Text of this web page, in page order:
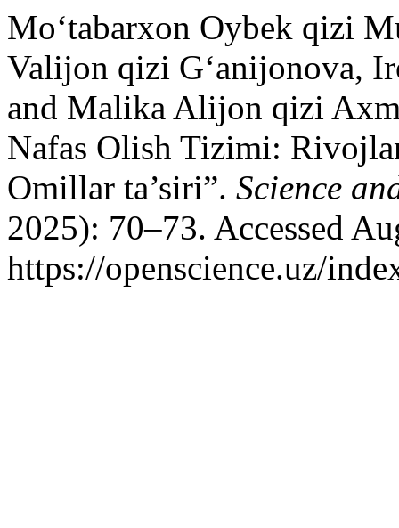
Mo‘tabarxon Oybek qizi
Valijon qizi Gʻanijonova,
and Malika Alijon qizi
Nafas Olish Tizimi:
Omillar ta’siri”. Science
2025): 70–73. Accessed
https://openscience.uz/